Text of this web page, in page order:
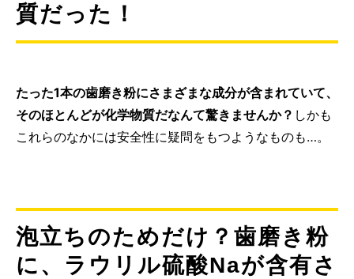
質だった！
たった1本の歯磨き粉にさまざまな成分が含まれていて、
そのほとんどが化学物質だなんて驚きませんか？ しかも
これらのなかには安全性に疑問をもつようなものも…。
泡立ちのためだけ？歯磨き粉
に、ラウリル硫酸Naが含有さ